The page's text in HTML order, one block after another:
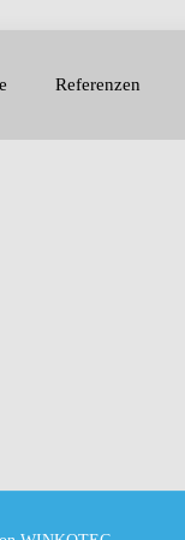
Referenzen